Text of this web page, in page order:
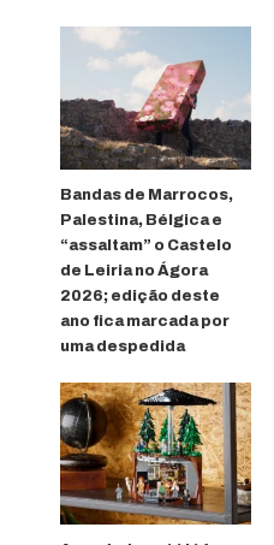
Bandas de Marrocos,
Palestina, Bélgica e
“assaltam” o Castelo
de Leiria no Ágora
2026; edição deste
ano fica marcada por
uma despedida